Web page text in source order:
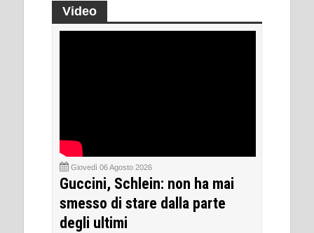
Video
Giovedì 06 Agosto 2026
Guccini, Schlein: non ha mai
smesso di stare dalla parte
degli ultimi